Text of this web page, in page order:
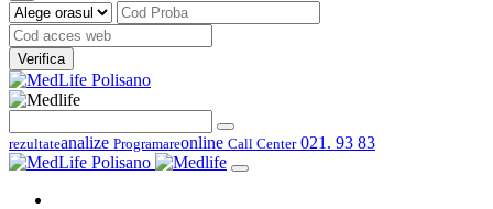
Verifica
rezultateanalize Programareonline Call Center021. 93 83